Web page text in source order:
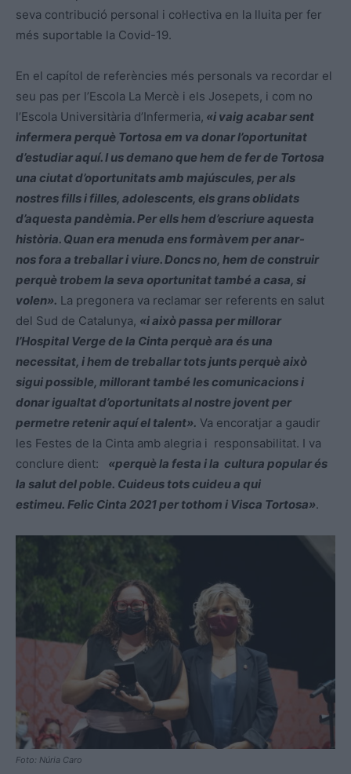
seva contribució personal i col·lectiva en la lluita per fer
més suportable la Covid-19.
En el capítol de referències més personals va recordar el
seu pas per l’Escola La Mercè i els Josepets, i com no
l’Escola Universitària d’Infermeria, «i vaig acabar sent
infermera perquè Tortosa em va donar l’oportunitat
d’estudiar aquí. I us demano que hem de fer de Tortosa
una ciutat d’oportunitats amb majúscules, per als
nostres fills i filles, adolescents, els grans oblidats
d’aquesta pandèmia. Per ells hem d’escriure aquesta
història. Quan era menuda ens formàvem peranar-
nos fora a treballar i viure. Doncs no, hem de construir
perquè trobem la seva oportunitat també a casa, si
volen». La pregonera va reclamar ser referents en salut
del Sud de Catalunya, «i aixòpassa per millorar
l’Hospital Verge de la Cinta perquè ara és una
necessitat, i hem de treballar tots junts perquè això
sigui possible, millorant també les comunicacions i
donar igualtat d’oportunitats al nostre jovent per
permetre reteniraquí el talent». Va encoratjar a gaudir
les Festes de la Cinta amb alegria i responsabilitat. I va
conclure dient: «perquè la festa i la cultura popular és
la salut del poble. Cuideus tots cuideu a qui
estimeu. Felic Cinta 2021 per tothom i Visca Tortosa».
Foto: Núria Caro